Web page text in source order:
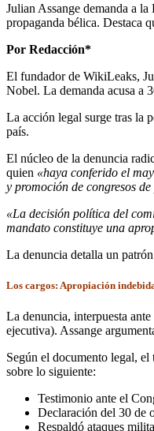
Julian Assange demanda a
propaganda bélica. Destaca
Por Redacción*
El fundador de WikiLeaks,
Nobel. La demanda acusa a
La acción legal surge tras la
país.
El núcleo de la denuncia
quien «haya conferido el
y promoción de congresos de
«La decisión política del
mandato constituye una
La denuncia detalla un
Los cargos: Apropiación
La denuncia, interpuesta
ejecutiva). Assange
Según el documento legal,
sobre lo siguiente:
Testimonio ante el
Declaración del 30 de
Respaldó ataques